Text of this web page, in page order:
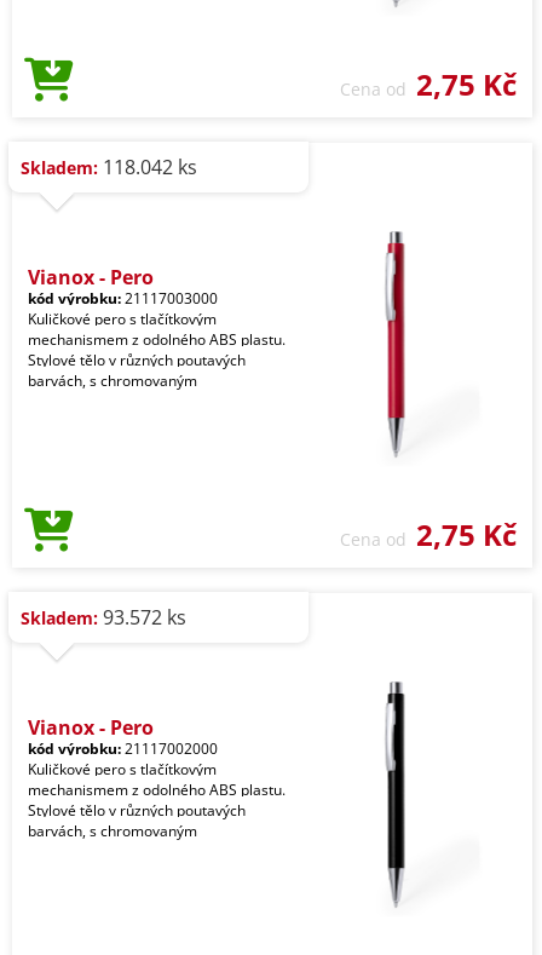
Cena od 2,75 Kč
Skladem: 118.042 ks
Vianox - Pero
kód výrobku:21117003000
Kuličkové pero s tlačítkovým
mechanismem z odolného ABS plastu.
Stylové tělo v různých poutavých
barvách, s chromovaným
Cena od 2,75 Kč
Skladem: 93.572 ks
Vianox - Pero
kód výrobku:21117002000
Kuličkové pero s tlačítkovým
mechanismem z odolného ABS plastu.
Stylové tělo v různých poutavých
barvách, s chromovaným